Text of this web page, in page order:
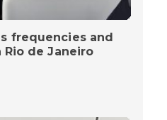
frequencies and
Rio de Janeiro